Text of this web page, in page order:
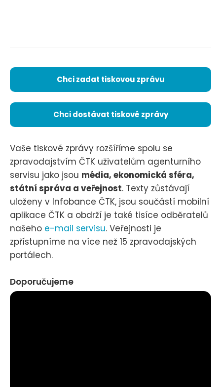
Chci zadat tiskovou zprávu
Chci dostávat tiskové zprávy
Vaše tiskové zprávy rozšíříme spolu se
zpravodajstvím ČTK uživatelům agenturního
servisu jako jsou média, ekonomická sféra,
státní správa a veřejnost. Texty zůstávají
uloženy v Infobance ČTK, jsou součástí mobilní
aplikace ČTK a obdrží je také tisíce odběratelů
našeho e-mail servisu. Veřejnosti je
zpřístupníme na více než 15 zpravodajských
portálech.
Doporučujeme